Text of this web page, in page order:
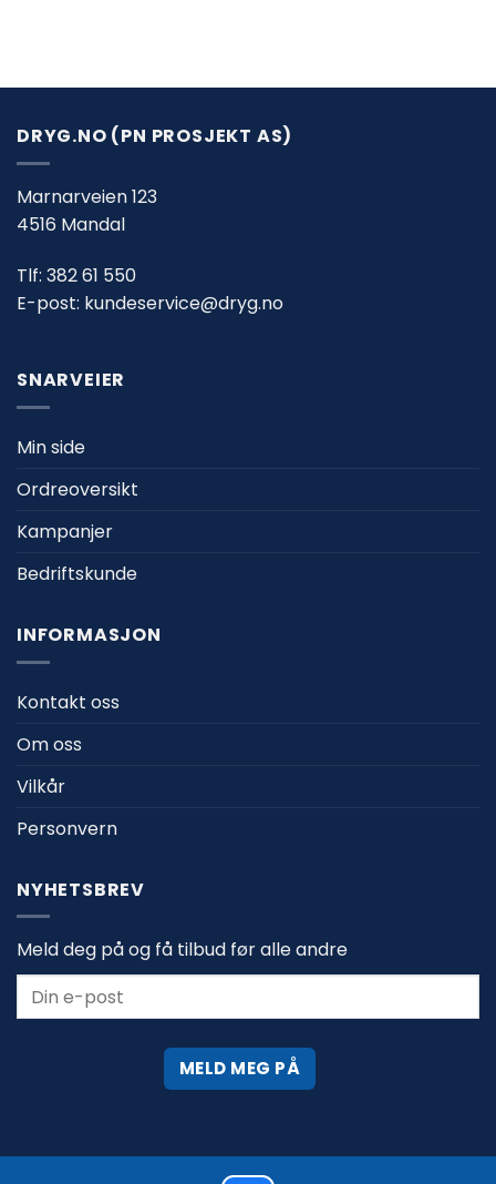
DRYG.NO (PN PROSJEKT AS)
Marnarveien 123
4516 Mandal
Tlf: 382 61 550
E-post: kundeservice@dryg.no
SNARVEIER
Min side
Ordreoversikt
Kampanjer
Bedriftskunde
INFORMASJON
Kontakt oss
Om oss
Vilkår
Personvern
NYHETSBREV
Meld deg på og få tilbud før alle andre
MELD MEG PÅ